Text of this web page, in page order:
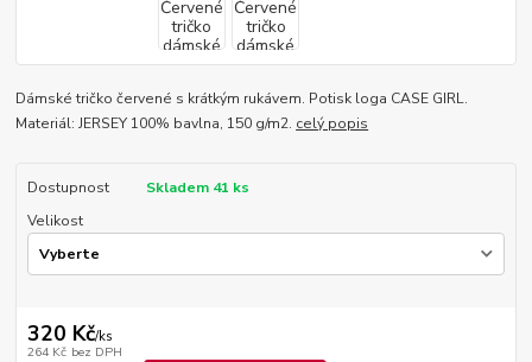
Dámské tričko červené s krátkým rukávem. Potisk loga CASE GIRL.
Materiál: JERSEY 100% bavlna, 150 g/m2. celý popis
Dostupnost
Skladem 41 ks
Velikost
320 Kč/ks
264 Kč bez DPH